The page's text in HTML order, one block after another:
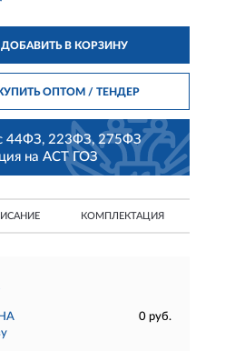
ДОБАВИТЬ В КОРЗИНУ
ОПТОМ/ ТЕНДЕР
44ФЗ, 223ФЗ, 275ФЗ
на АСТ ГОЗ
КОМПЛЕКТАЦИЯ
0 руб.